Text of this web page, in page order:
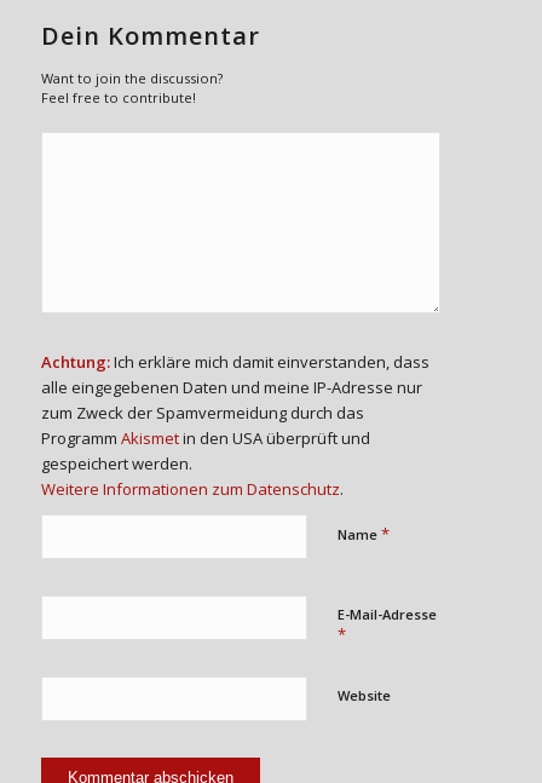
Dein Kommentar
Want to join the discussion?
Feel free to contribute!
Achtung:Ich erkläre mich damit einverstanden, dass
alle eingegebenen Daten und meine IP-Adresse nur
zum Zweck der Spamvermeidung durch das
Programm Akismetin den USA überprüft und
gespeichert werden.
Weitere Informationen zum Datenschutz.
Name *
E-Mail-Adresse
*
Website